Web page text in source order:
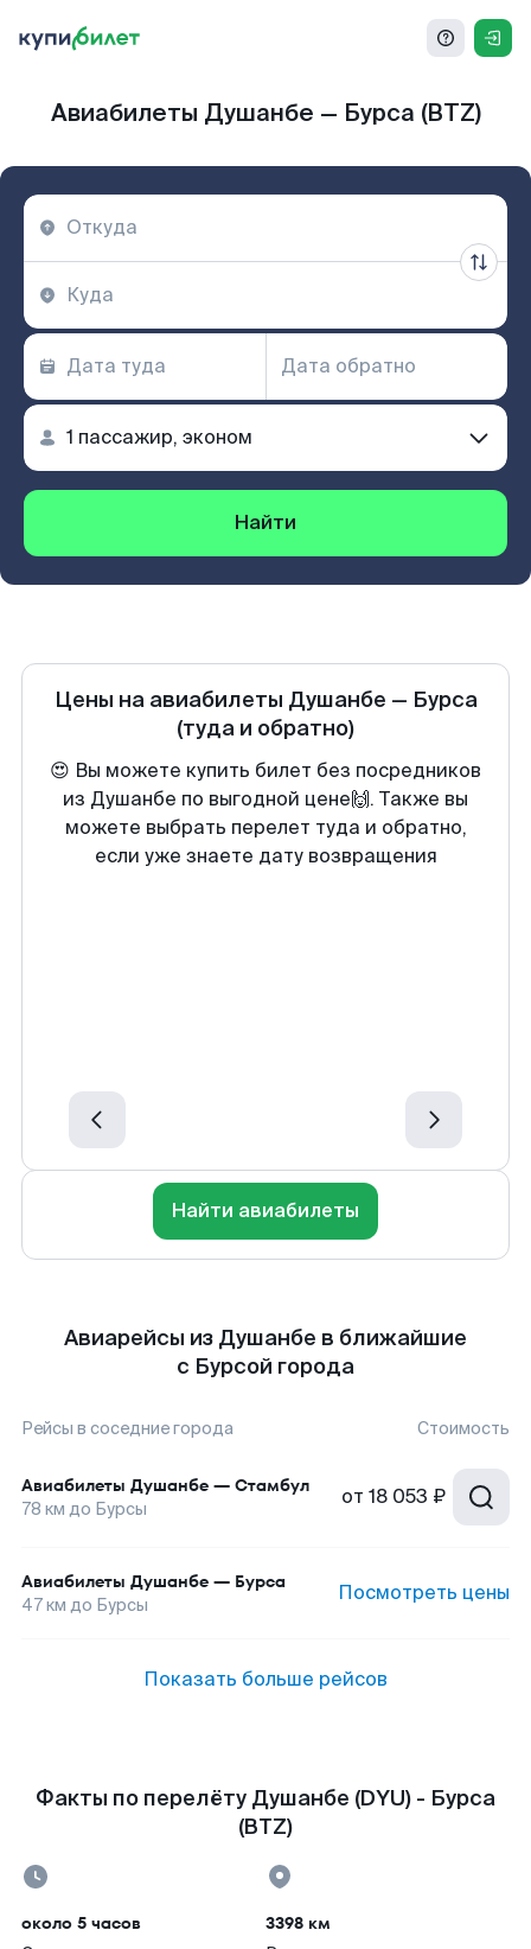
Авиабилеты Душанбе — Бурса (BTZ)
Найти
Цены на авиабилеты Душанбе — Бурса
(туда и обратно)
😍 Вы можете купить билет без посредников
из Душанбе по выгодной цене🙌. Также вы
можете выбрать перелет туда и обратно,
если уже знаете дату возвращения
Найти авиабилеты
Авиарейсы из Душанбе в ближайшие
с Бурсой города
Рейсы в соседние города Стоимость
Авиабилеты Душанбе — Стамбул
78 км до Бурсы от 18 053 ₽
Авиабилеты Душанбе — Бурса
47км до Бурсы Посмотреть цены
Показать больше рейсов
Факты по перелёту Душанбе (DYU) - Бурса
(BTZ)
около 5 часов 3398 км